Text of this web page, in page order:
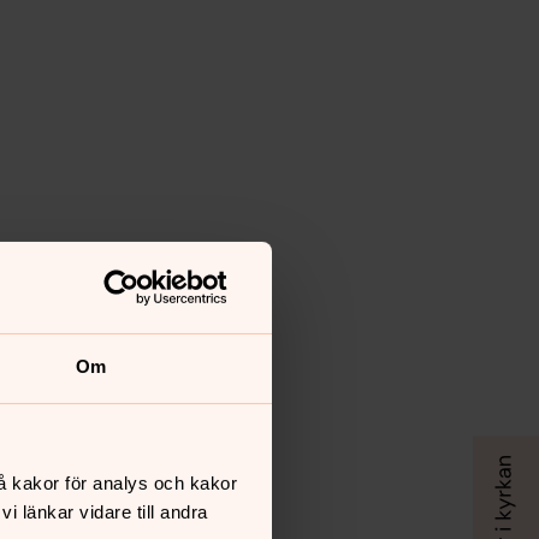
Om
kakor för analys och kakor
länkar vidare till andra